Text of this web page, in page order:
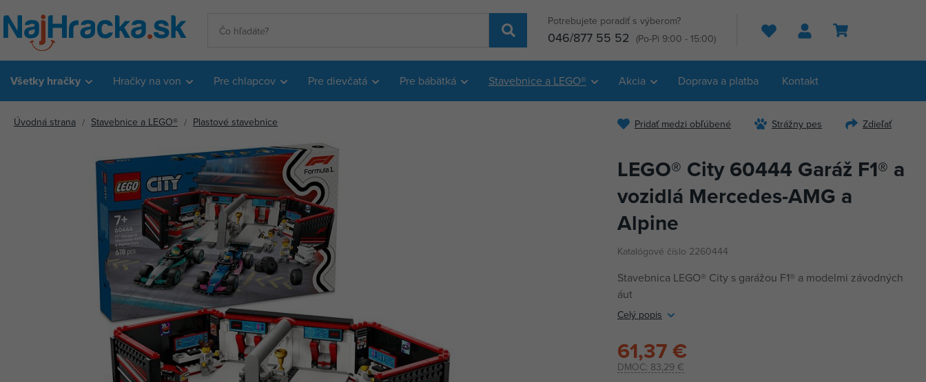
Potrebujete poradiť s výberom?
046/877 55 52 (Po-Pi 9:00 - 15:00) Hľadať
Všetky hračky Hračky na von Pre chlapcov Pre dievčatá Pre bábätká Stavebnice a LEGO® Akcia Doprava a platba Kontakt
Úvodná strana Stavebnice a LEGO® Plastové stavebnice Pridať medzi obľúbené Strážny pes Zdieľať
LEGO® City 60444 Garáž F1® a
vozidlá Mercedes-AMG a
Alpine
Katalógové číslo 2260444
Stavebnica LEGO® City s garážou F1® a modelmi závodných
áut
Celý popis
DMOC: 83,29 €
61,37 €